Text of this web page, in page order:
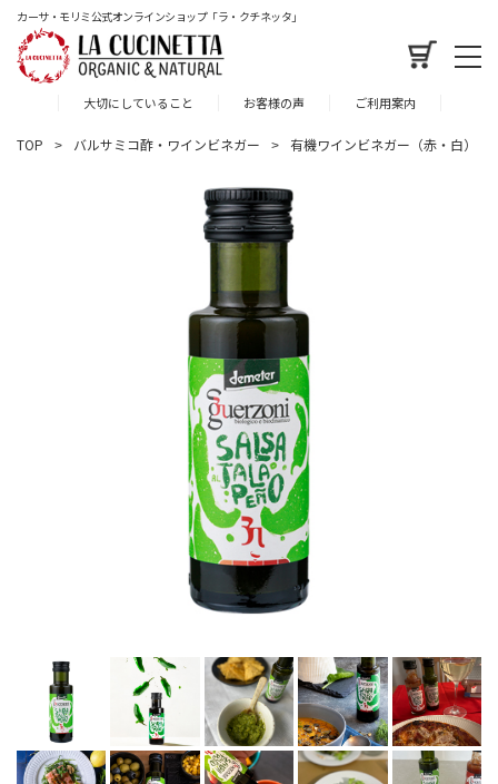
カーサ・モリミ公式オンラインショップ「ラ・クチネッタ」
大切にしていること お客様の声 ご利用案内
TOP バルサミコ酢・ワインビネガー 有機ワインビネガー（赤・白）